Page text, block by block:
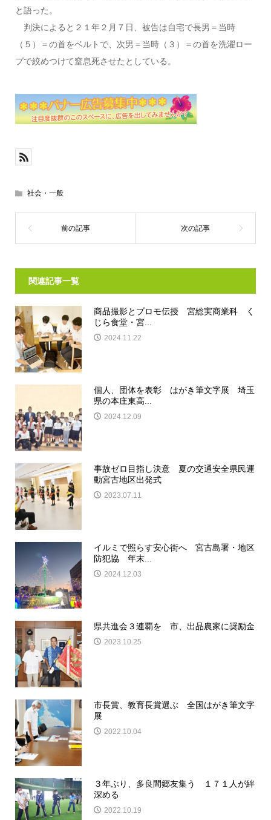
と語った。
判決によると２１年２月７日、被告は自宅で長男＝当時
（５）＝の首をベルトで、次男＝当時（３）＝の首を洗濯ロー
プで絞めつけて窒息死させたとしている。
社会・一般
関連記事一覧
商品撮影とプロモ伝授 宮総実商業科 く
じら食堂・宮...
2024.11.22
個人、団体を表彰 はがき筆文字展 埼玉
県の本庄東高...
2024.12.09
事故ゼロ目指し決意 夏の交通安全県民運
動宮古地区出発式
2023.07.11
イルミで照らす安心街へ 宮古島署・地区
防犯協 年末...
2024.12.03
県共進会３連覇を 市、出品農家に奨励金
2023.10.25
市長賞、教育長賞選ぶ 全国はがき筆文字
展
2022.10.04
３年ぶり、多良間郷友集う １７１人が絆
深める
2022.10.19